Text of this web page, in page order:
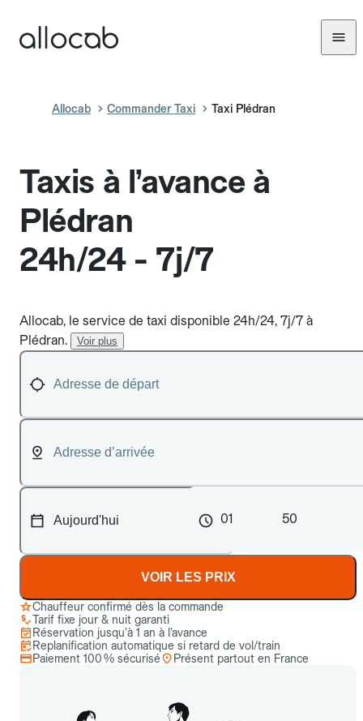
Allocab Commander Taxi Taxi Plédran
Taxis à l’avance à
Plédran
24h/24 - 7j/7
Allocab, le service de taxi disponible 24h/24, 7j/7 à
Plédran.
Voir plus
01 50
VOIR LES PRIX
Chauffeur confirmé dès la commande
Tarif fixe jour & nuit garanti
Réservation jusqu’à 1 an à l’avance
Replanification automatique si retard de vol/train
Paiement 100 % sécurisé
Présent partout en France